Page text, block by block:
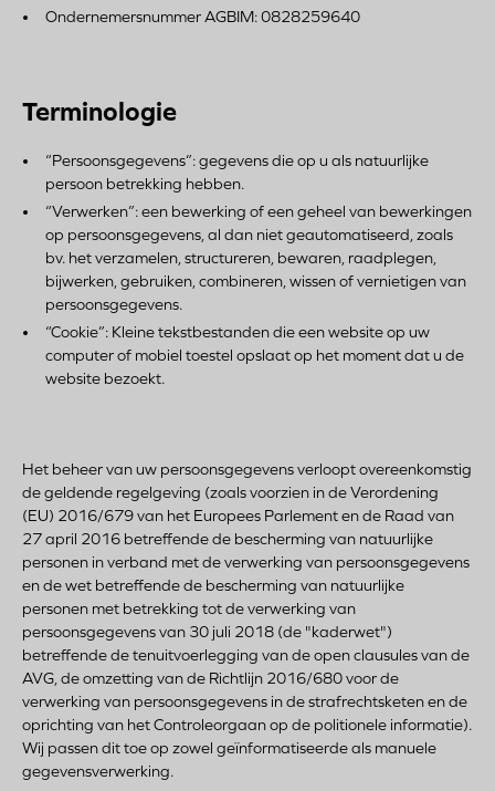
Ondernemersnummer AGBIM: 0828259640
Terminologie
“Persoonsgegevens”: gegevens die op u als natuurlijke
persoon betrekking hebben.
“Verwerken”: een bewerking of een geheel van bewerkingen
op persoonsgegevens, al dan niet geautomatiseerd, zoals
bv. het verzamelen, structureren, bewaren, raadplegen,
bijwerken, gebruiken, combineren, wissen of vernietigen van
persoonsgegevens.
“Cookie”: Kleine tekstbestanden die een website op uw
computer of mobiel toestel opslaat op het moment dat u de
website bezoekt.
Het beheer van uw persoonsgegevens verloopt overeenkomstig
de geldende regelgeving (zoals voorzien in de Verordening
(EU) 2016/679 van het Europees Parlement en de Raad van
27 april 2016 betreffende de bescherming van natuurlijke
personen in verband met de verwerking van persoonsgegevens
en de wet betreffende de bescherming van natuurlijke
personen met betrekking tot de verwerking van
persoonsgegevens van 30 juli 2018 (de "kaderwet")
betreffende de tenuitvoerlegging van de open clausules van de
AVG, de omzetting van de Richtlijn 2016/680 voor de
verwerking van persoonsgegevens in de strafrechtsketen en de
oprichting van het Controleorgaan op de politionele informatie).
Wij passen dit toe op zowel geïnformatiseerde als manuele
gegevensverwerking.